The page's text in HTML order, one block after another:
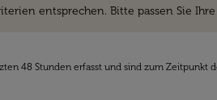
entsprechen. Bitte passen Sie Ihre
48 Stunden erfasst und sind zum